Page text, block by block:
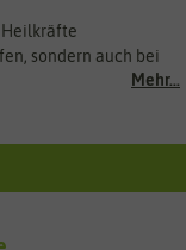
Mehr...
Heilkräfte
sondern auch bei